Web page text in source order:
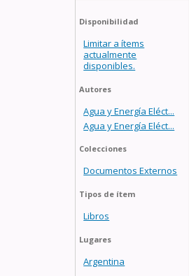
Disponibilidad
Limitar a ítems
actualmente
disponibles.
Autores
Agua y Energía Eléct...
Agua y Energía Eléct...
Colecciones
Documentos Externos
Tipos de ítem
Libros
Lugares
Argentina